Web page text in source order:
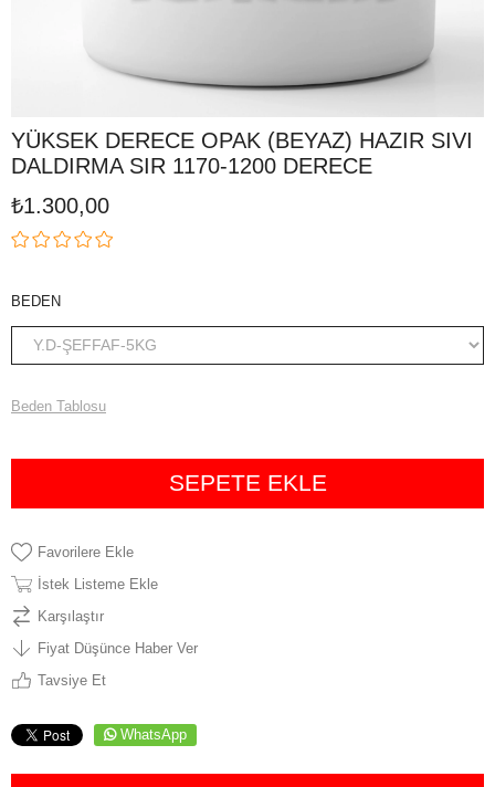
YÜKSEK DERECE OPAK (BEYAZ) HAZIR SIVI
DALDIRMA SIR 1170-1200 DERECE
₺1.300,00
BEDEN
Beden Tablosu
Favorilere Ekle
İstek Listeme Ekle
Karşılaştır
Fiyat Düşünce Haber Ver
Tavsiye Et
WhatsApp